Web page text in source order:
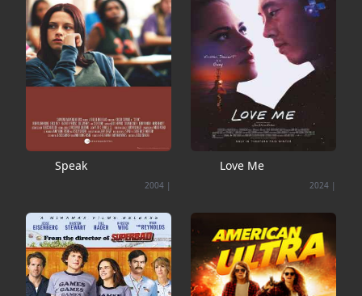
Love Me
|
2024
Speak
|
2004